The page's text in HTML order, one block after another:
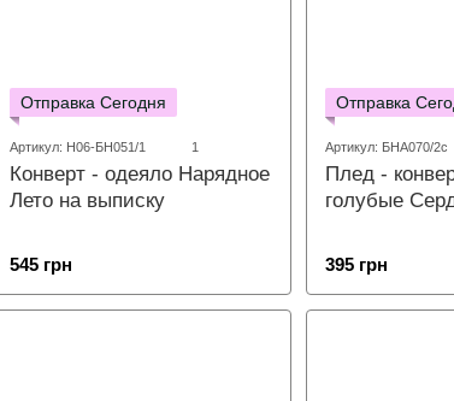
Отправка Сегодня
Артикул: Н06-БН051/1 1
Конверт - одеяло Нарядное
Лето на выписку
545 грн
Отправка
Артикул: БНА070/2с
Плед -
голубые
395 грн